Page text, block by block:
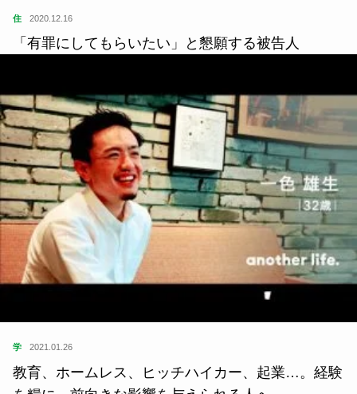
住 2020.12.16
「有罪にしてもらいたい」と懇願する被告人
学 2021.01.26
教育、ホームレス、ヒッチハイカー、起業…。経験